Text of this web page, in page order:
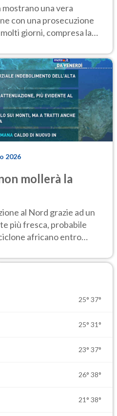
una vera
con una prosecuzione
giorni, compresa la
2026
mollerà la
al Nord grazie ad un
più fresca, probabile
africano entro
25° 37°
25° 31°
23° 37°
26° 38°
21° 38°